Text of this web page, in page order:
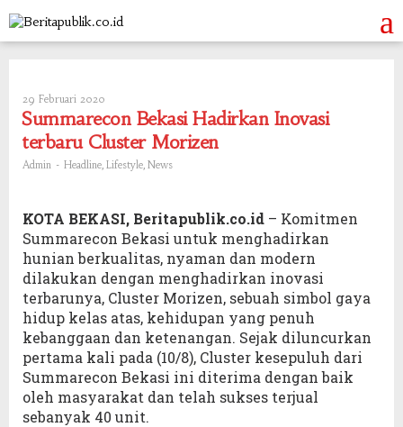
to
content
29 Februari 2020
Summarecon Bekasi Hadirkan Inovasi
terbaru Cluster Morizen
Admin - Headline, Lifestyle, News
KOTA BEKASI, Beritapublik.co.id – Komitmen
Summarecon Bekasi untuk menghadirkan
hunian berkualitas, nyaman dan modern
dilakukan dengan menghadirkan inovasi
terbarunya, Cluster Morizen, sebuah simbol gaya
hidup kelas atas, kehidupan yang penuh
kebanggaan dan ketenangan. Sejak diluncurkan
pertama kali pada (10/8), Cluster kesepuluh dari
Summarecon Bekasi ini diterima dengan baik
oleh masyarakat dan telah sukses terjual
sebanyak 40 unit.